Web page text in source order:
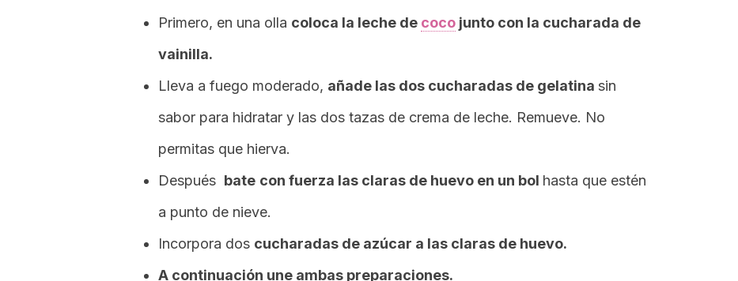
Primero, en una olla coloca la leche de coco junto con la cucharada de
vainilla.
Lleva a fuego moderado, añade las dos cucharadas de gelatina sin
sabor para hidratar y las dos tazas de crema de leche. Remueve. No
permitas que hierva.
Después bate con fuerza las claras de huevo en un bol hasta que estén
a punto de nieve.
Incorpora dos cucharadas de azúcar a las claras de huevo.
A continuación une ambas preparaciones.